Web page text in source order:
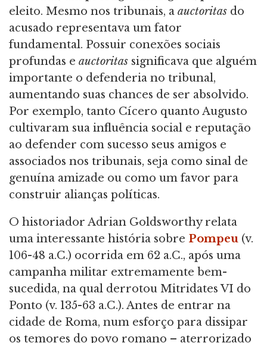
eleito. Mesmo nos tribunais, a auctoritas do
acusado representava um fator
fundamental. Possuir conexões sociais
profundas e auctoritas significava que alguém
importante o defenderia no tribunal,
aumentando suas chances de ser absolvido.
Por exemplo, tanto Cícero quanto Augusto
cultivaram sua influência social e reputação
ao defender com sucesso seus amigos e
associados nos tribunais, seja como sinal de
genuína amizade ou como um favor para
construir alianças políticas.
O historiador Adrian Goldsworthy relata
uma interessante história sobre Pompeu (v.
106-48 a.C.) ocorrida em 62 a.C., após uma
campanha militar extremamente bem-
sucedida, na qual derrotou Mitridates VI do
Ponto (v. 135-63 a.C.). Antes de entrar na
cidade de Roma, num esforço para dissipar
os temores do povo romano – aterrorizado